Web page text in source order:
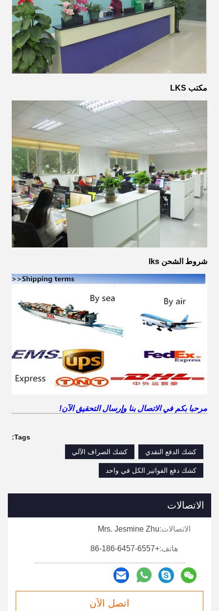
مكتب LKS
شروط الشحن lks
مرحبا بكم في الاتصال بنا وإرسال التحقيق الآن!
Tags:
كشك الدفع النقدي
كشك الصراف الآلي
كشك دفع الفواتير الكل في واحد
الاتصالات
الاتصالات:Mrs. Jesmine Zhu
هاتف:+86-186-6457-6557
اتصل الآن